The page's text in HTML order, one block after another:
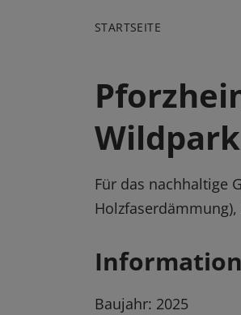
STARTSEITE
Wildpark
Für das nachhaltige
Information
Baujahr: 2025